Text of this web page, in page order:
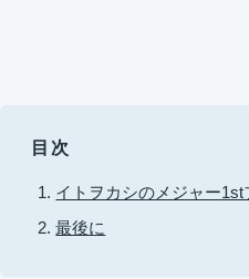
目次
イトヲカシのメジャー1st
最後に